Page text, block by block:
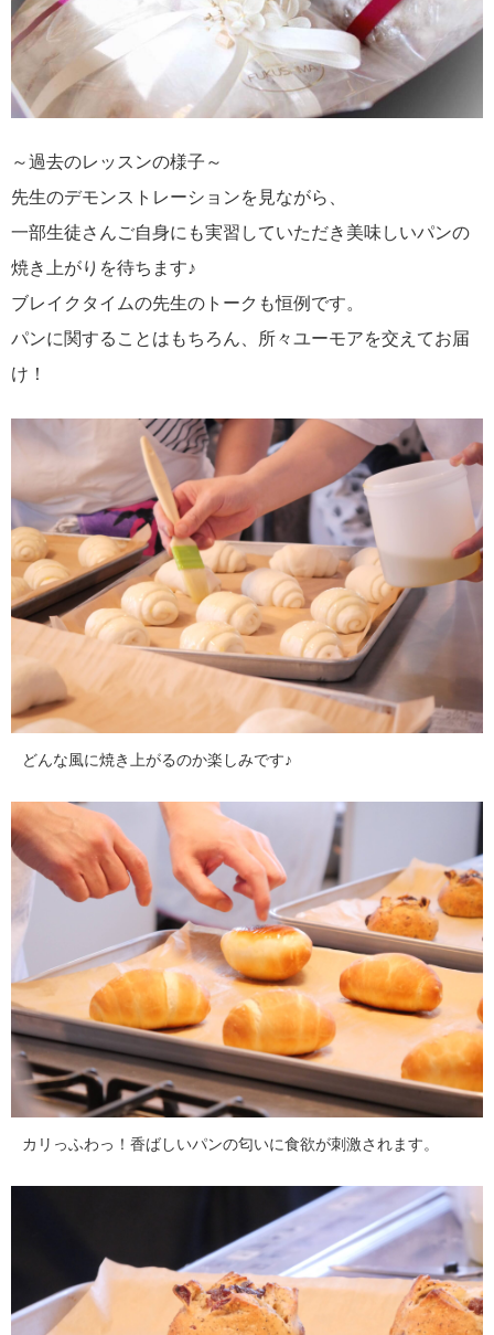
～過去のレッスンの様子～
先生のデモンストレーションを見ながら、
一部生徒さんご自身にも実習していただき美味しいパンの
焼き上がりを待ちます♪
ブレイクタイムの先生のトークも恒例です。
パンに関することはもちろん、所々ユーモアを交えてお届
け！
どんな風に焼き上がるのか楽しみです♪
カリっふわっ！香ばしいパンの匂いに食欲が刺激されます。